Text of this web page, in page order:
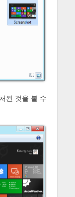
된 것을 볼 수